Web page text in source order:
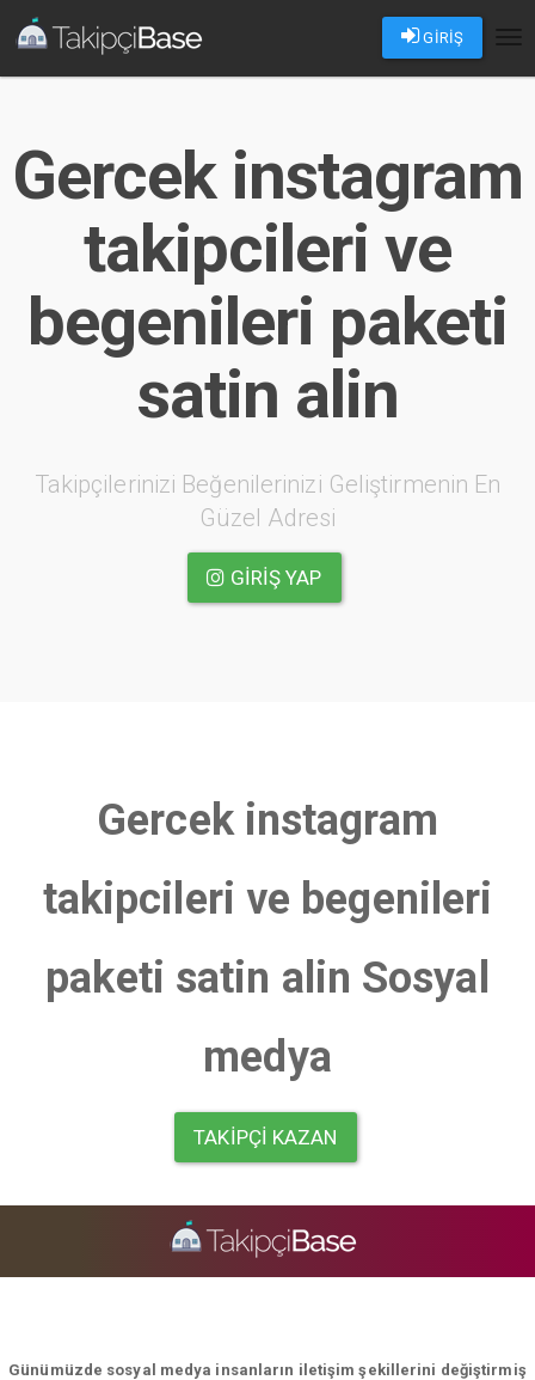
GİRİŞ
Gercek instagram
takipcileri ve
begenileri paketi
satin alin
Takipçilerinizi Beğenilerinizi Geliştirmenin En
Güzel Adresi
GIRIŞ YAP
Gercek instagram
takipcileri ve begenileri
paketi satin alin Sosyal
medya
TAKIPÇI KAZAN
Günümüzde sosyal medya insanların iletişim şekillerini değiştirmiş